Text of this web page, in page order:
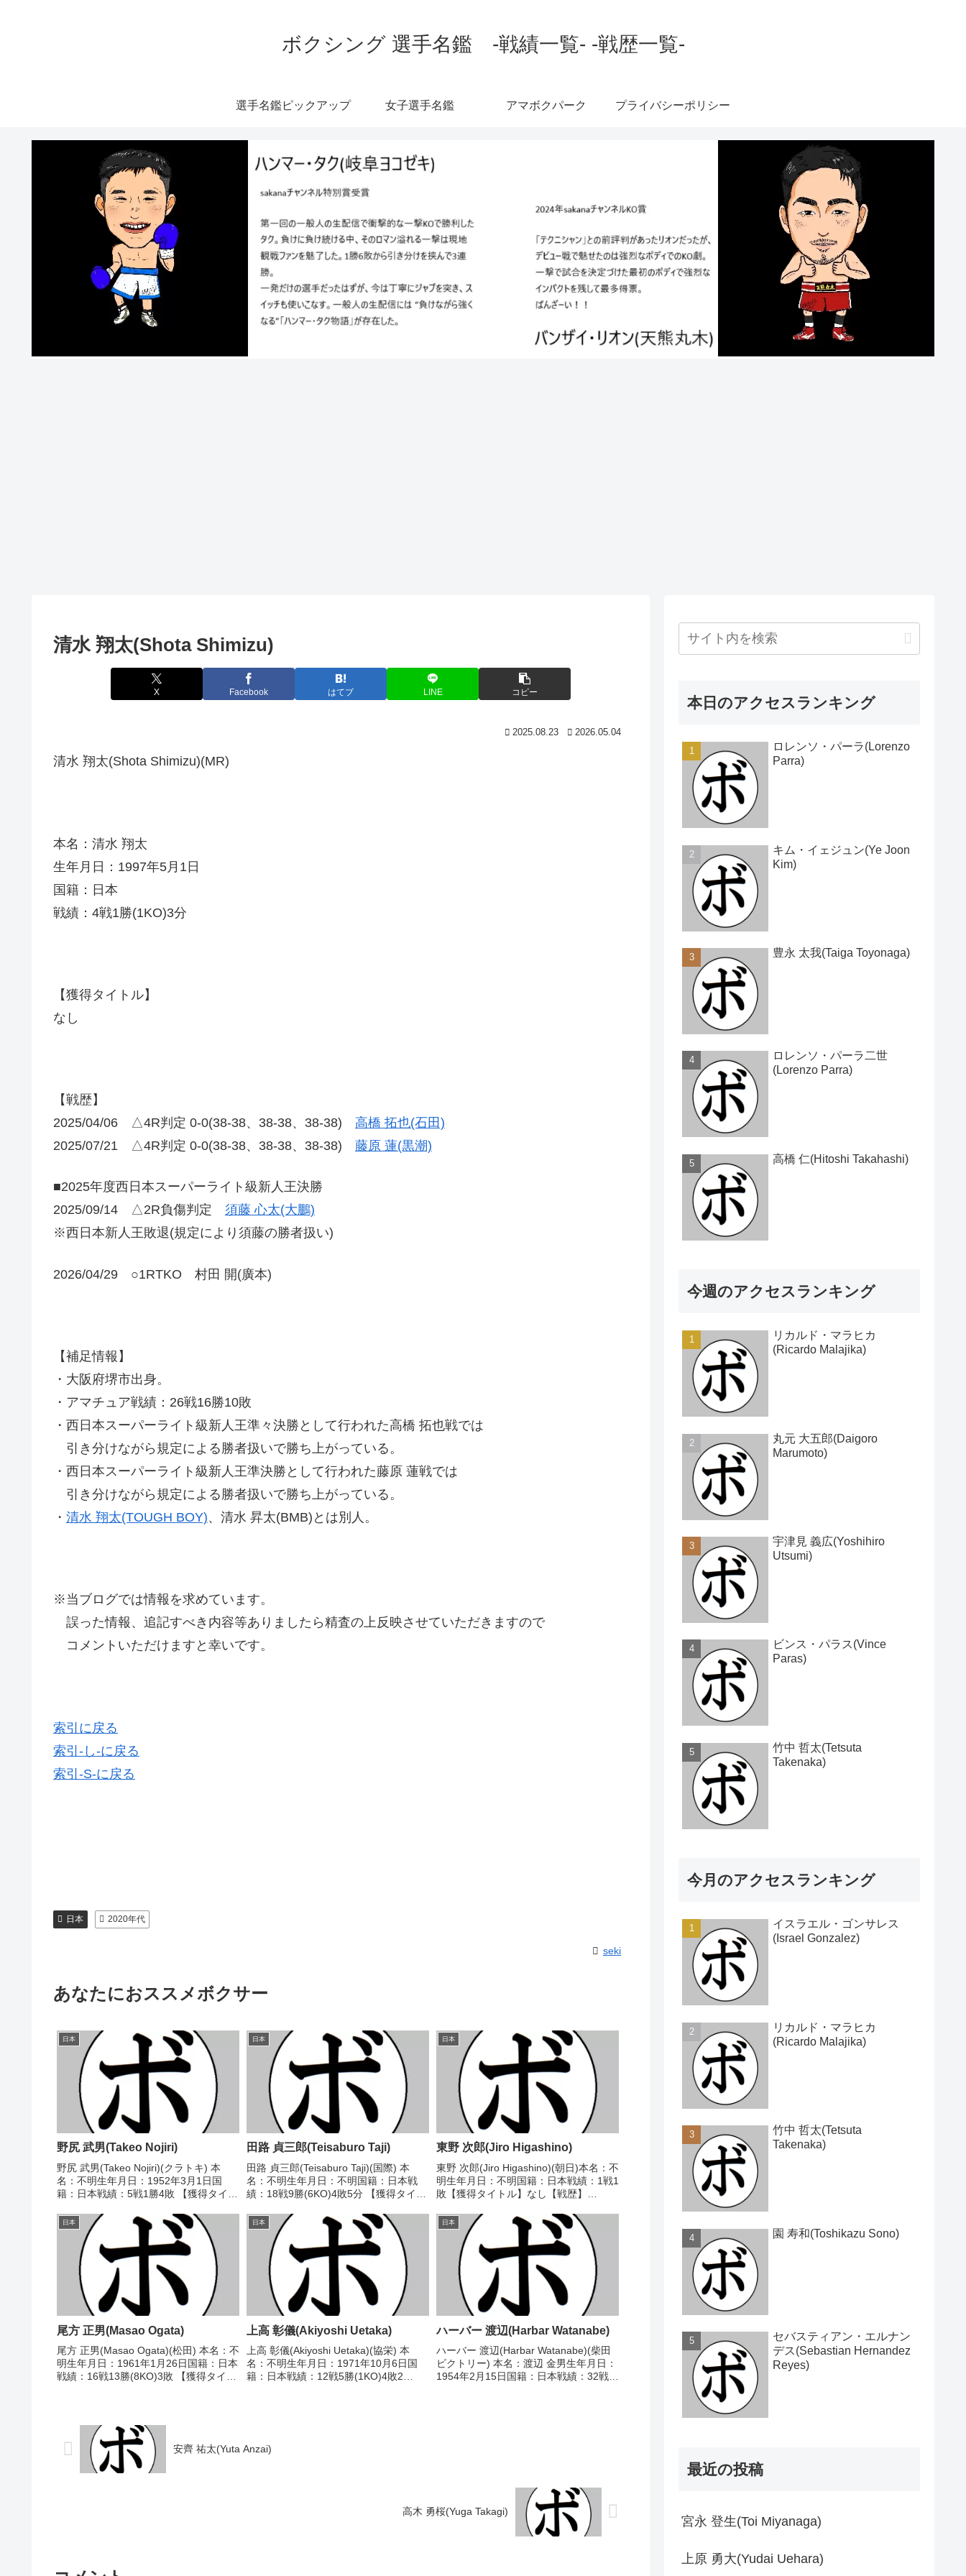
ボクシング 選手名鑑 -戦績一覧- -戦歴一覧-
選手名鑑ピックアップ 女子選手名鑑 アマボクパーク プライバシーポリシー
清水 翔太(Shota Shimizu)
X Facebook はてブ LINE コピー
2025.08.23 2026.05.04
清水 翔太(Shota Shimizu)(MR)
本名：清水 翔太
生年月日：1997年5月1日
国籍：日本
戦績：4戦1勝(1KO)3分
【獲得タイトル】
なし
【戦歴】
2025/04/06 △4R判定 0-0(38-38、38-38、38-38) 高橋 拓也(石田)
2025/07/21 △4R判定 0-0(38-38、38-38、38-38) 藤原 蓮(黒潮)
■2025年度西日本スーパーライト級新人王決勝
2025/09/14 △2R負傷判定 須藤 心太(大鵬)
※西日本新人王敗退(規定により須藤の勝者扱い)
2026/04/29 ○1RTKO 村田 開(廣本)
【補足情報】
・大阪府堺市出身。
・アマチュア戦績：26戦16勝10敗
・西日本スーパーライト級新人王準々決勝として行われた高橋 拓也戦では
引き分けながら規定による勝者扱いで勝ち上がっている。
・西日本スーパーライト級新人王準決勝として行われた藤原 蓮戦では
引き分けながら規定による勝者扱いで勝ち上がっている。
・ 清水 翔太(TOUGH BOY)、清水 昇太(BMB)とは別人。
※当ブログでは情報を求めています。
誤った情報、追記すべき内容等ありましたら精査の上反映させていただきますので
コメントいただけますと幸いです。
索引に戻る
索引-し-に戻る
索引-S-に戻る
日本 2020年代
seki
あなたにおススメボクサー
日本
野尻 武男(Takeo Nojiri)
野尻 武男(Takeo Nojiri)(クラトキ) 本
名：不明生年月日：1952年3月1日国
籍：日本戦績：5戦1勝4敗 【獲得タイト
定 (採点不明) 大塚 保(京
拳)1970/10/23 ○4...
日本
田路 貞三郎(Teisaburo Taji)
田路 貞三郎(Teisaburo Taji)(国際) 本
名：不明生年月日：不明国籍：日本戦
績：18戦9勝(6KO)4敗5分 【獲得タイト
定 (採点不明) 三宅 伸(国
際)1946/07/07 ...
日本
東野 次郎(Jiro Higashino)
東野 次郎(Jiro Higashino)(朝日)本名：不
明生年月日：不明国籍：日本戦績：1戦1
敗【獲得タイトル】なし【戦歴】
憲一(国際)【補足情報】・戦績/戦歴は判
明済みのもののみ記載。...
日本
尾方 正男(Masao Ogata)
尾方 正男(Masao Ogata)(松田) 本名：不
明生年月日：1961年1月26日国籍：日本
戦績：16戦13勝(8KO)3敗 【獲得タイト
日本
上高 彰儀(Akiyoshi Uetaka)
上高 彰儀(Akiyoshi Uetaka)(協栄) 本
名：不明生年月日：1971年10月6日国
籍：日本戦績：12戦5勝(1KO)4敗2
日本
ハーバー 渡辺(Harbar Watanabe)
ハーバー 渡辺(Harbar Watanabe)(柴田
ビクトリー) 本名：渡辺 金男生年月日：
1954年2月15日国籍：日本戦績：32戦
安齊 祐太(Yuta Anzai)
高木 勇桜(Yuga Takagi)
本日のアクセスランキング
ロレンソ・パーラ(Lorenzo
Parra)
キム・イェジュン(Ye Joon
Kim)
豊永 太我(Taiga Toyonaga)
ロレンソ・パーラ二世
(Lorenzo Parra)
高橋 仁(Hitoshi Takahashi)
今週のアクセスランキング
リカルド・マラヒカ
(Ricardo Malajika)
丸元 大五郎(Daigoro
Marumoto)
宇津見 義広(Yoshihiro
Utsumi)
ビンス・パラス(Vince
Paras)
竹中 哲太(Tetsuta
Takenaka)
今月のアクセスランキング
イスラエル・ゴンサレス
(Israel Gonzalez)
リカルド・マラヒカ
(Ricardo Malajika)
竹中 哲太(Tetsuta
Takenaka)
園 寿和(Toshikazu Sono)
セバスティアン・エルナン
デス(Sebastian Hernandez
Reyes)
最近の投稿
宮永 登生(Toi Miyanaga)
上原 勇大(Yudai Uehara)